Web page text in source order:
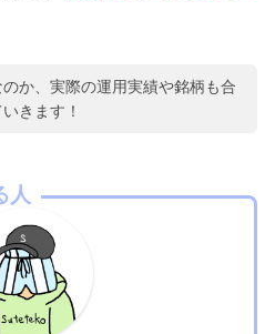
か、実際の運用実績や銘柄も合
きます！
人